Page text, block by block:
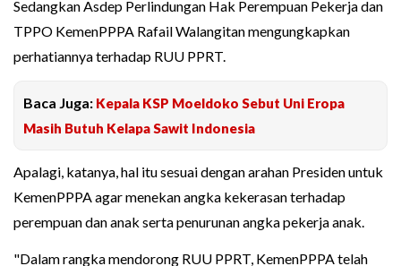
Sedangkan Asdep Perlindungan Hak Perempuan Pekerja dan
TPPO KemenPPPA Rafail Walangitan mengungkapkan
perhatiannya terhadap RUU PPRT.
Baca Juga: Kepala KSP Moeldoko Sebut Uni Eropa
Masih Butuh Kelapa Sawit Indonesia
Apalagi, katanya, hal itu sesuai dengan arahan Presiden untuk
KemenPPPA agar menekan angka kekerasan terhadap
perempuan dan anak serta penurunan angka pekerja anak.
"Dalam rangka mendorong RUU PPRT, KemenPPPA telah